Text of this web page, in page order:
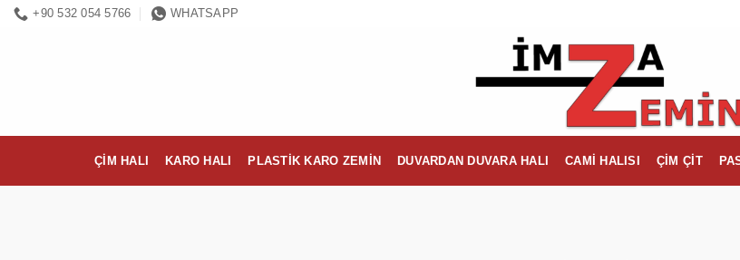
İçeriğe+90 532 054 5766 WHATSAPP
ÇIM HALI KARO HALI PLASTIK KARO ZEMIN DUVARDAN DUVARA HALI CAMI HALISI ÇIM ÇIT